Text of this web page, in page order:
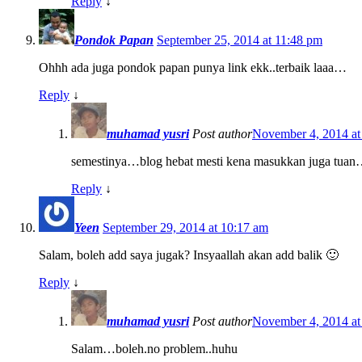
Pondok Papan September 25, 2014 at 11:48 pm
Ohhh ada juga pondok papan punya link ekk..terbaik laaa…
Reply ↓
muhamad yusri Post authorNovember 4, 2014
semestinya…blog hebat mesti kena masukkan juga
Reply ↓
Yeen September 29, 2014 at 10:17 am
Salam, boleh add saya jugak? Insyaallah akan add balik 🙂
Reply ↓
muhamad yusri Post authorNovember 4, 2014
Salam…boleh.no problem..huhu